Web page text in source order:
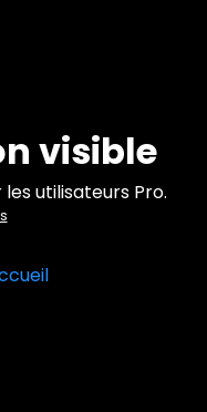
visible
utilisateurs Pro.